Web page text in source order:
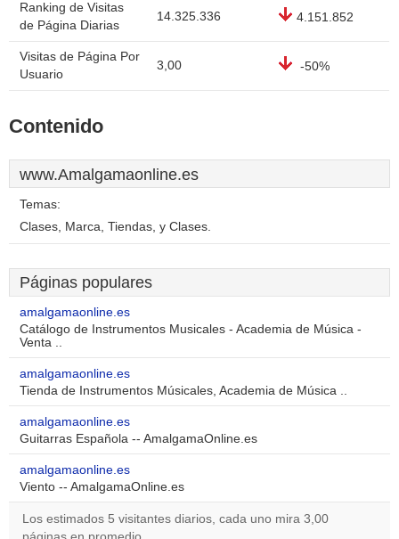
Ranking de Visitas
de Página Diarias
14.325.336 4.151.852
Visitas de Página Por
Usuario
3,00 -50%
Contenido
www.Amalgamaonline.es
Temas:
Clases, Marca, Tiendas, y Clases.
Páginas populares
amalgamaonline.es
Catálogo de Instrumentos Musicales - Academia de Música -
Venta ..
amalgamaonline.es
Tienda de Instrumentos Músicales, Academia de Música ..
amalgamaonline.es
Guitarras Española -- AmalgamaOnline.es
amalgamaonline.es
Viento -- AmalgamaOnline.es
Los estimados 5 visitantes diarios, cada uno mira 3,00